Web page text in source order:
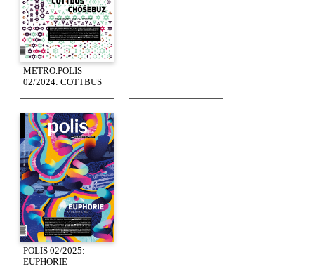
METRO.POLIS
02/2024: COTTBUS
POLIS 02/2025:
EUPHORIE